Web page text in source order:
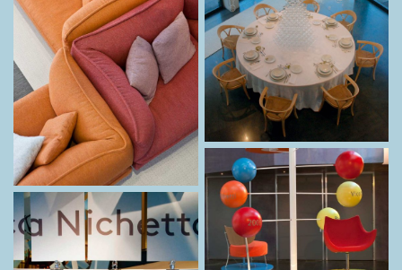
DIOR
/ EMILIO PUCCI / EXCELSIOR /
FENDI
FERRAGAMO / HERMÈS / LA DOUBLE J
/
NK
/ NORDISKA MUSEET / PIRELLI
/
PREMIATA
ROMANENGO
/
SANTA MARIA NOVELLA
/ SCHULLIN
THE NORTH FACE
VALEXTRA / VIONNET